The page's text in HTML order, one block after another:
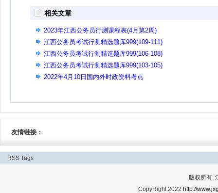
相关文章
2023年江西公务员行测课程表(4月第2周)
江西公务员考试行测精选题库999(109-111)
江西公务员考试行测精选题库999(106-108)
江西公务员考试行测精选题库999(103-105)
2022年4月10日国内外时政资料考点
友情链接：
RSS Tags
版权所有:
CopyRight 2022 http://